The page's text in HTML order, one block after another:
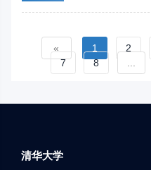
Carvalho 2022)。
mode）。前者依
plasm），早期胚胎
直接获得生殖细胞
诱导，使一部分胚
« 1 2
7
8
清华大学